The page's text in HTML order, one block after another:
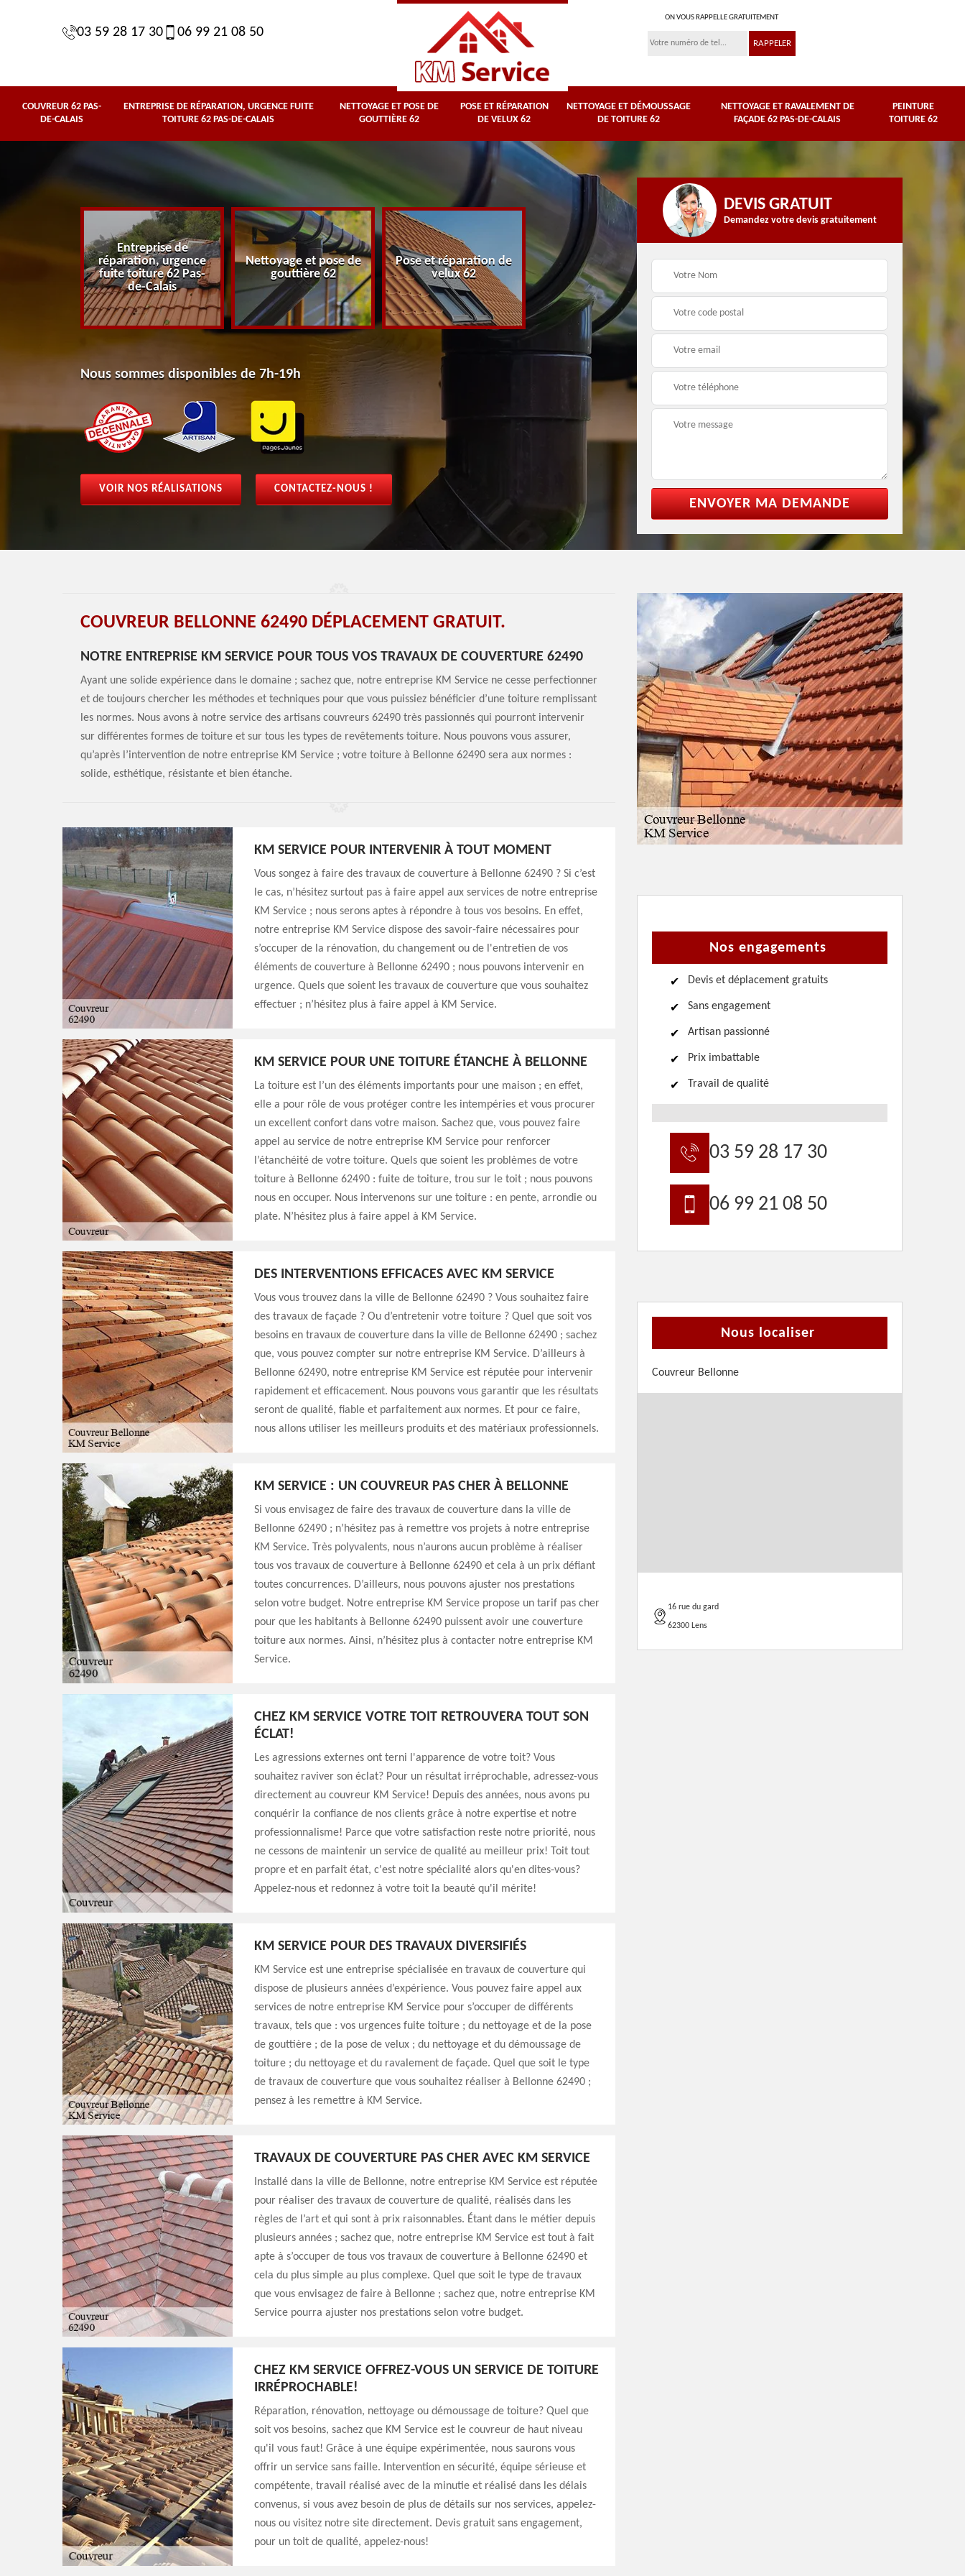
03 59 28 17 30 06 99 21 08 50
ON VOUS RAPPELLE GRATUITEMENT
COUVREUR 62 PAS-
DE-CALAIS
ENTREPRISE DE RÉPARATION, URGENCE FUITE
TOITURE 62 PAS-DE-CALAIS
NETTOYAGE ET POSE DE
GOUTTIÈRE 62
POSE ET RÉPARATION
DE VELUX 62
NETTOYAGE ET DÉMOUSSAGE
DE TOITURE 62
NETTOYAGE ET RAVALEMENT DE
FAÇADE 62 PAS-DE-CALAIS
PEINTURE
TOITURE 62
Entreprise de
réparation, urgence
fuite toiture 62 Pas-
de-Calais
Nettoyage et pose de
gouttière 62
Pose et réparation de
velux 62
Nettoyage et
démoussage de
toiture 62
62 Pas-de-Calais
Nous sommes disponibles de 7h-19h
VOIR NOS RÉALISATIONS CONTACTEZ-NOUS !
DEVIS GRATUIT
Demandez votre devis gratuitement
COUVREUR BELLONNE 62490 DÉPLACEMENT GRATUIT.
NOTRE ENTREPRISE KM SERVICE POUR TOUS VOS TRAVAUX DE COUVERTURE 62490
Ayant une solide expérience dans le domaine ; sachez que, notre entreprise KM Service ne cesse perfectionner
et de toujours chercher les méthodes et techniques pour que vous puissiez bénéficier d’une toiture remplissant
les normes. Nous avons à notre service des artisans couvreurs 62490 très passionnés qui pourront intervenir
sur différentes formes de toiture et sur tous les types de revêtements toiture. Nous pouvons vous assurer,
qu’après l’intervention de notre entreprise KM Service ; votre toiture à Bellonne 62490 sera aux normes :
solide, esthétique, résistante et bien étanche.
KM SERVICE POUR INTERVENIR À TOUT MOMENT
Vous songez à faire des travaux de couverture à Bellonne 62490 ? Si c’est
le cas, n’hésitez surtout pas à faire appel aux services de notre entreprise
KM Service ; nous serons aptes à répondre à tous vos besoins. En effet,
notre entreprise KM Service dispose des savoir-faire nécessaires pour
s’occuper de la rénovation, du changement ou de l'entretien de vos
éléments de couverture à Bellonne 62490 ; nous pouvons intervenir en
urgence. Quels que soient les travaux de couverture que vous souhaitez
effectuer ; n’hésitez plus à faire appel à KM Service.
KM SERVICE POUR UNE TOITURE ÉTANCHE À BELLONNE
La toiture est l’un des éléments importants pour une maison ; en effet,
elle a pour rôle de vous protéger contre les intempéries et vous procurer
un excellent confort dans votre maison. Sachez que, vous pouvez faire
appel au service de notre entreprise KM Service pour renforcer
l’étanchéité de votre toiture. Quels que soient les problèmes de votre
toiture à Bellonne 62490 : fuite de toiture, trou sur le toit ; nous pouvons
nous en occuper. Nous intervenons sur une toiture : en pente, arrondie ou
plate. N’hésitez plus à faire appel à KM Service.
DES INTERVENTIONS EFFICACES AVEC KM SERVICE
Vous vous trouvez dans la ville de Bellonne 62490 ? Vous souhaitez faire
des travaux de façade ? Ou d’entretenir votre toiture ? Quel que soit vos
besoins en travaux de couverture dans la ville de Bellonne 62490 ; sachez
que, vous pouvez compter sur notre entreprise KM Service. D’ailleurs à
Bellonne 62490, notre entreprise KM Service est réputée pour intervenir
rapidement et efficacement. Nous pouvons vous garantir que les résultats
seront de qualité, fiable et parfaitement aux normes. Et pour ce faire,
nous allons utiliser les meilleurs produits et des matériaux professionnels.
KM SERVICE : UN COUVREUR PAS CHER À BELLONNE
Si vous envisagez de faire des travaux de couverture dans la ville de
Bellonne 62490 ; n’hésitez pas à remettre vos projets à notre entreprise
KM Service. Très polyvalents, nous n’aurons aucun problème à réaliser
tous vos travaux de couverture à Bellonne 62490 et cela à un prix défiant
toutes concurrences. D’ailleurs, nous pouvons ajuster nos prestations
selon votre budget. Notre entreprise KM Service propose un tarif pas cher
pour que les habitants à Bellonne 62490 puissent avoir une couverture
toiture aux normes. Ainsi, n’hésitez plus à contacter notre entreprise KM
Service.
CHEZ KM SERVICE VOTRE TOIT RETROUVERA TOUT SON
ÉCLAT!
Les agressions externes ont terni l'apparence de votre toit? Vous
souhaitez raviver son éclat? Pour un résultat irréprochable, adressez-vous
directement au couvreur KM Service! Depuis des années, nous avons pu
conquérir la confiance de nos clients grâce à notre expertise et notre
professionnalisme! Parce que votre satisfaction reste notre priorité, nous
ne cessons de maintenir un service de qualité au meilleur prix! Toit tout
propre et en parfait état, c'est notre spécialité alors qu'en dites-vous?
Appelez-nous et redonnez à votre toit la beauté qu'il mérite!
KM SERVICE POUR DES TRAVAUX DIVERSIFIÉS
KM Service est une entreprise spécialisée en travaux de couverture qui
dispose de plusieurs années d’expérience. Vous pouvez faire appel aux
services de notre entreprise KM Service pour s’occuper de différents
travaux, tels que : vos urgences fuite toiture ; du nettoyage et de la pose
de gouttière ; de la pose de velux ; du nettoyage et du démoussage de
toiture ; du nettoyage et du ravalement de façade. Quel que soit le type
de travaux de couverture que vous souhaitez réaliser à Bellonne 62490 ;
pensez à les remettre à KM Service.
TRAVAUX DE COUVERTURE PAS CHER AVEC KM SERVICE
Installé dans la ville de Bellonne, notre entreprise KM Service est réputée
pour réaliser des travaux de couverture de qualité, réalisés dans les
règles de l’art et qui sont à prix raisonnables. Étant dans le métier depuis
plusieurs années ; sachez que, notre entreprise KM Service est tout à fait
apte à s’occuper de tous vos travaux de couverture à Bellonne 62490 et
cela du plus simple au plus complexe. Quel que soit le type de travaux
que vous envisagez de faire à Bellonne ; sachez que, notre entreprise KM
Service pourra ajuster nos prestations selon votre budget.
CHEZ KM SERVICE OFFREZ-VOUS UN SERVICE DE TOITURE
IRRÉPROCHABLE!
Réparation, rénovation, nettoyage ou démoussage de toiture? Quel que
soit vos besoins, sachez que KM Service est le couvreur de haut niveau
qu'il vous faut! Grâce à une équipe expérimentée, nous saurons vous
offrir un service sans faille. Intervention en sécurité, équipe sérieuse et
compétente, travail réalisé avec de la minutie et réalisé dans les délais
convenus, si vous avez besoin de plus de détails sur nos services, appelez-
nous ou visitez notre site directement. Devis gratuit sans engagement,
pour un toit de qualité, appelez-nous!
Nos engagements
Devis et déplacement gratuits
Sans engagement
Artisan passionné
Prix imbattable
Travail de qualité
03 59 28 17 30
06 99 21 08 50
Nous localiser
Couvreur Bellonne
16 rue du gard
62300 Lens